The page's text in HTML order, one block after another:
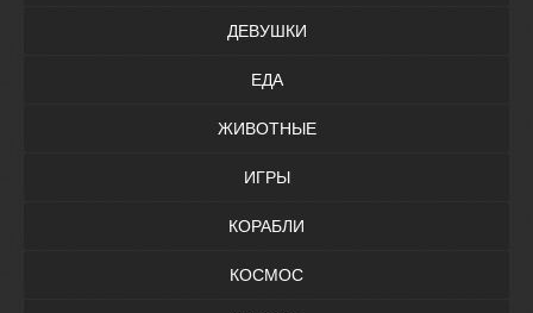
ДЕВУШКИ
ЕДА
ЖИВОТНЫЕ
ИГРЫ
КОРАБЛИ
КОСМОС